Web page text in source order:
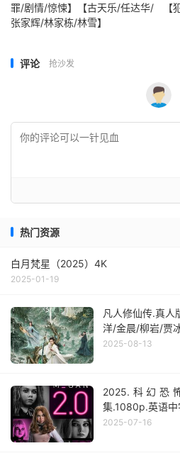
罪/剧情/惊悚】【古天乐/任达华/
张家辉/林家栋/林雪】
【
评论 抢沙发
热门资源
白月梵星（2025）4K
2025-01-19
凡人修仙传.真
洋/金晨/柳岩/贾
2025-08-13
2025.科幻恐
集.1080p.英语中
2025-07-16